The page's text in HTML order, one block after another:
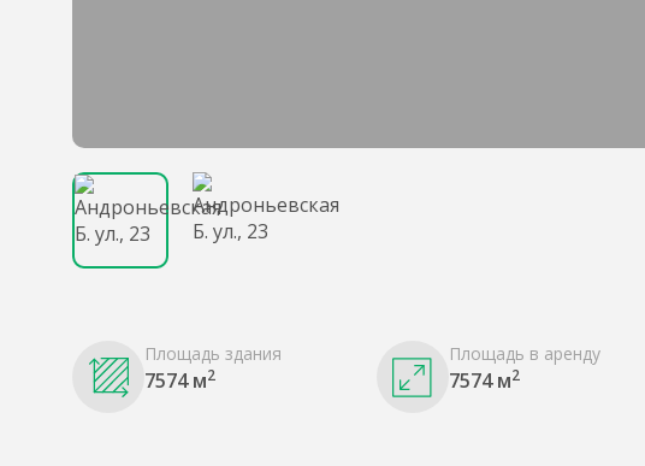
Площадь здания
7574 м2
Площадь в аренду
7574 м2